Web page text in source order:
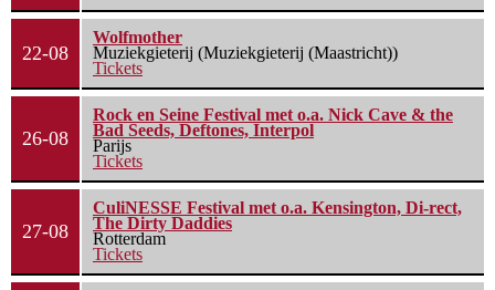
22-08
Wolfmother
Muziekgieterij (Muziekgieterij (Maastricht))
Tickets
26-08
Rock en Seine Festival met o.a. Nick Cave & the
Bad Seeds, Deftones, Interpol
Parijs
Tickets
27-08
CuliNESSE Festival met o.a. Kensington, Di-rect,
The Dirty Daddies
Rotterdam
Tickets